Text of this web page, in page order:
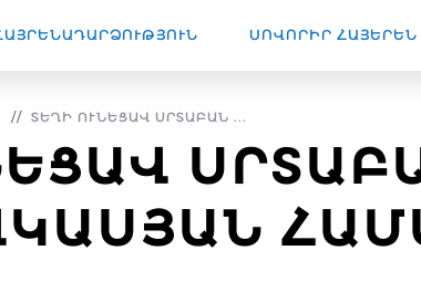
ՍՈՎՈՐԻՐ ՀԱՅԵՐԵՆ
ՏԵՂԻ ՈՒՆԵՑԱՎ ՍՐՏԱԲԱՆ ...